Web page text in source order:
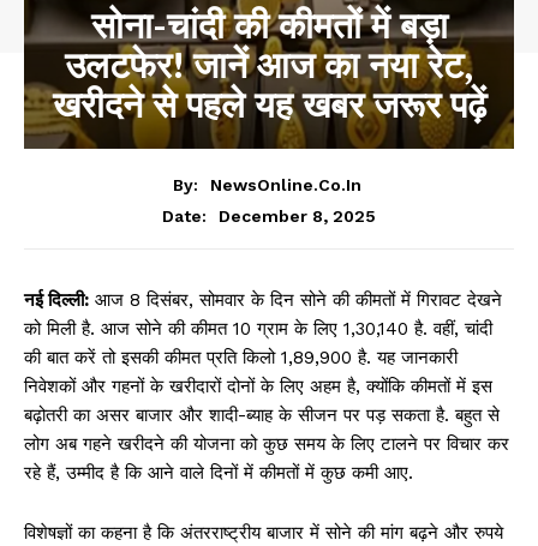
सोना-चांदी की कीमतों में बड़ा
उलटफेर! जानें आज का नया रेट,
खरीदने से पहले यह खबर जरूर पढ़ें
By:
NewsOnline.co.in
Date:
December 8, 2025
नई दिल्ली: आज 8 दिसंबर, सोमवार के दिन सोने की कीमतों में गिरावट देखने
को मिली है. आज सोने की कीमत 10 ग्राम के लिए ₹1,30,140 है. वहीं, चांदी
की बात करें तो इसकी कीमत प्रति किलो ₹1,89,900 है. यह जानकारी
निवेशकों और गहनों के खरीदारों दोनों के लिए अहम है, क्योंकि कीमतों में इस
बढ़ोतरी का असर बाजार और शादी-ब्याह के सीजन पर पड़ सकता है. बहुत से
लोग अब गहने खरीदने की योजना को कुछ समय के लिए टालने पर विचार कर
रहे हैं, उम्मीद है कि आने वाले दिनों में कीमतों में कुछ कमी आए.
विशेषज्ञों का कहना है कि अंतरराष्ट्रीय बाजार में सोने की मांग बढ़ने और रुपये